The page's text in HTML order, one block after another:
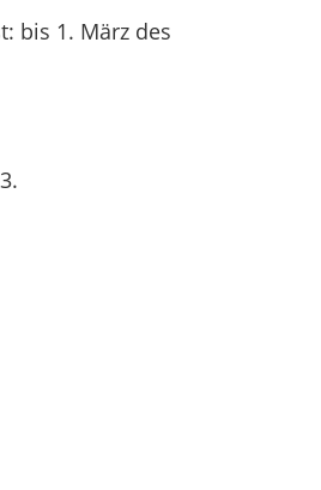
bis 1. März des